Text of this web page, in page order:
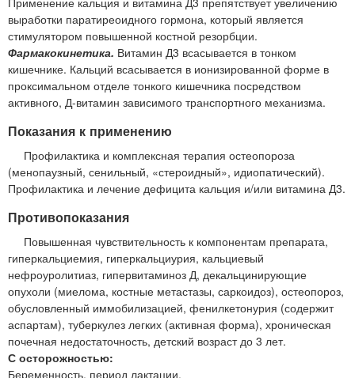
выработки паратиреоидного гормона, который является
стимулятором повышенной костной резорбции.
Фармакокинетика. Витамин Д3 всасывается в тонком
кишечнике. Кальций всасывается в ионизированной форме в
проксимальном отделе тонкого кишечника посредством
активного, Д-витамин зависимого транспортного механизма.
Показания к применению
Профилактика и комплексная терапия остеопороза
(менопаузный, сенильный, «стероидный», идиопатический).
Профилактика и лечение дефицита кальция и/или витамина Д3.
Противопоказания
Повышенная чувствительность к компонентам препарата,
гиперкальциемия, гиперкальциурия, кальциевый
нефроуролитиаз, гипервитаминоз Д, декальцинирующие
опухоли (миелома, костные метастазы, саркоидоз), остеопороз,
обусловленный иммобилизацией, фенилкетонурия (содержит
аспартам), туберкулез легких (активная форма), хроническая
почечная недостаточность, детский возраст до 3 лет.
С осторожностью:
Беременность, период лактации.